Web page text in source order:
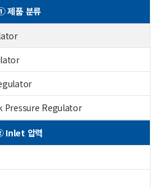
제품 분류
Pressure Regulator
Inlet 압력